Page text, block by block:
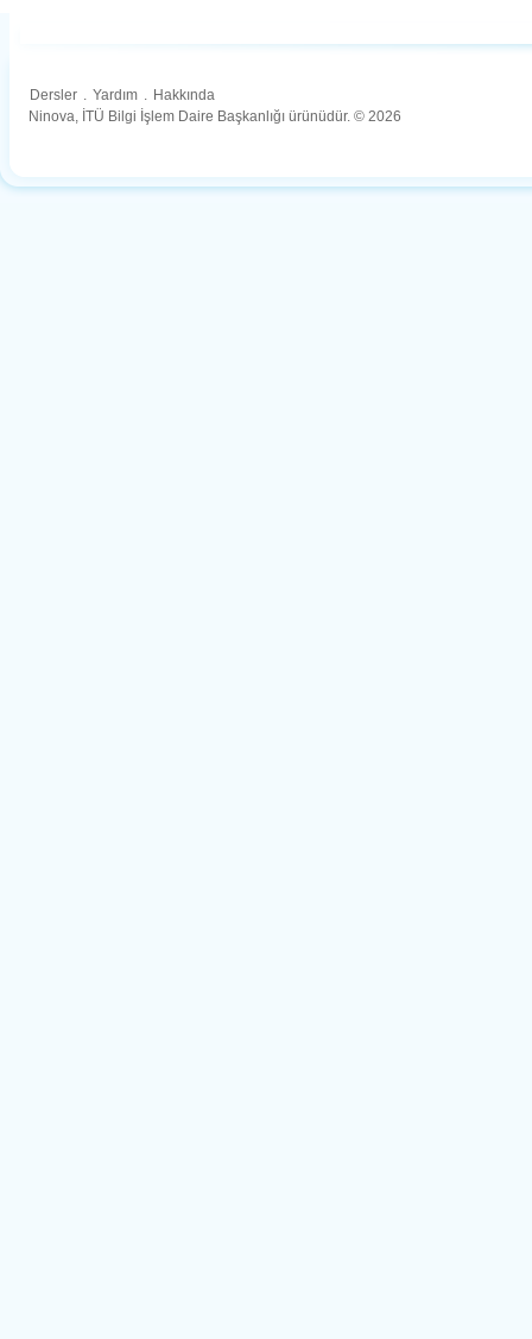
Dersler . Yardım . Hakkında
Ninova, İTÜ Bilgi İşlem Daire Başkanlığı ürünüdür. © 2026